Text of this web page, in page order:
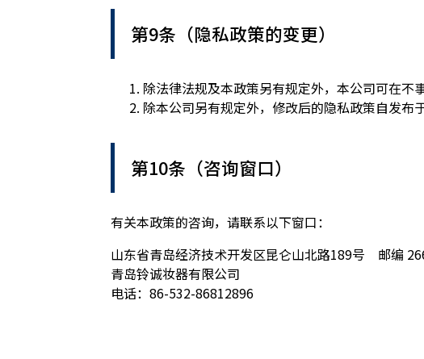
第9条（隐私政策的变更）
除法律法规及本政策另有规定外，本公司可在不
除本公司另有规定外，修改后的隐私政策自发布
第10条（咨询窗口）
有关本政策的咨询，请联系以下窗口：
山东省青岛经济技术开发区昆仑山北路189号 邮编
青岛铃诚妆器有限公司
电话：86-532-86812896